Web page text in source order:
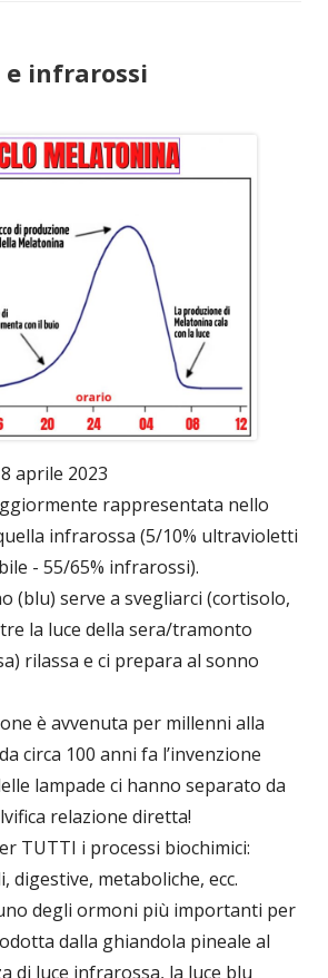
infrarossi
aprile 2023
rappresentata nello
infrarossa (5/10% ultravioletti
- 55/65% infrarossi).
(blu) serve a svegliarci (cortisolo,
la luce della sera/tramonto
rilassa e ci prepara al sonno
è avvenuta per millenni alla
circa 100 anni fa l’invenzione
lampade ci hanno separato da
relazione diretta!
TUTTI i processi biochimici:
digestive, metaboliche, ecc.
degli ormoni più importanti per
dalla ghiandola pineale al
di luce infrarossa, la luce blu